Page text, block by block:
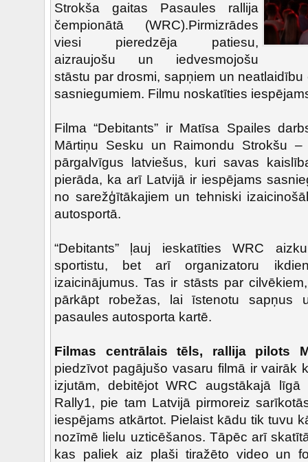
Strokša gaitas Pasaules rallija
čempionātā (WRC).Pirmizrādes
viesi pieredzēja patiesu,
aizraujošu un iedvesmojošu
stāstu par drosmi, sapņiem un
sasniegumiem. Filmu noskatīties
Filma “Debitants” ir Matīsa Spailes
Mārtiņu Sesku un Raimondu Strokšu
pārgalvīgus latviešus, kuri savas
pierāda, ka arī Latvijā ir iespējams
no sarežģītākajiem un tehniski
autosportā.
“Debitants” ļauj ieskatīties WRC
sportistu, bet arī organizatoru
izaicinājumus. Tas ir stāsts par
pārkāpt robežas, lai īstenotu sapņus
pasaules autosporta kartē.
Filmas centrālais tēls, rallija pilots
piedzīvot pagājušo vasaru filmā ir vairāk
izjutām, debitējot WRC augstākajā
Rally1, pie tam Latvijā pirmoreiz
iespējams atkārtot. Pielaist kādu tik tuvu
nozīmē lielu uzticēšanos. Tāpēc arī
kas paliek aiz plaši tiražēto video un